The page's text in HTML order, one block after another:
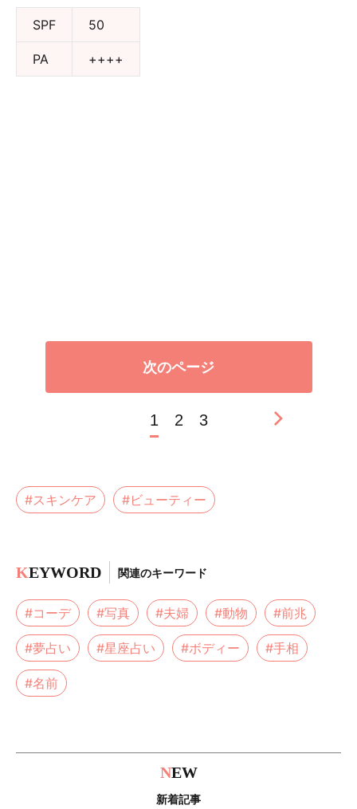
SPF 50
PA ++++
次のページ
1 2 3
#スキンケア #ビューティー
KEYWORD 関連のキーワード
#コーデ #写真 #夫婦 #動物 #前兆
#夢占い #星座占い #ボディー #手相
#名前
NEW
新着記事